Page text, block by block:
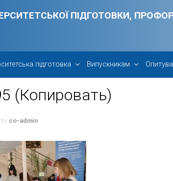
ПІДГОТОВКИ,
підготовка Випускникам
(Копировать)
co-admin